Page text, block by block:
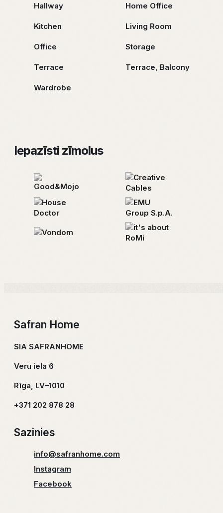
Hallway Home Office
Kitchen Living Room
Office Storage
Terrace Terrace, Balcony
Wardrobe
Iepazīsti zīmolus
“Safranhome” telpas un sajūtu platformā esam
apkopojusi īpaši atlasītus, kvalitatīvus interjera
elementus, kas sevī ietver mēbeles, apgaismojumu,
dekorus, aromātus, telpu tekstilu un apdares
materiālus. Mūsu interjera sajūtu buķetē ir daudz garšu,
lai ikviens tajā varētu atrast sev ko tīkamu un iekārtot
Safran Home
SIA SAFRANHOME
Veru iela 6
Rīga, LV–1010
+371 202 878 28
Sazinies
info@safranhome.com
Instagram
Facebook